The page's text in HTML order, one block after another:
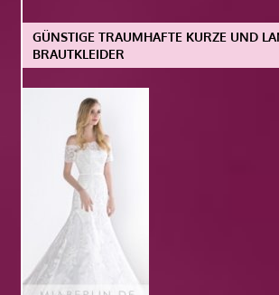
GÜNSTIGE TRAUMHAFTE KURZE UND
BRAUTKLEIDER